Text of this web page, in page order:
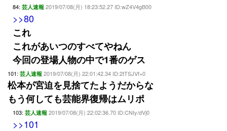
84: 芸人速報 2019/07/08(月) 18:23:52.27 ID:wZ4V4gB00
>>80
これ
これがあいつのすべてやねん
今回の登場人物の中で1番のゲス
101: 芸人速報 2019/07/08(月) 22:01:42.34 ID:2tTSJVf+0
松本が宮迫を見捨てたようだからな
もう何しても芸能界復帰はムリポ
103: 芸人速報 2019/07/08(月) 22:02:36.70 ID:CNIy/dVj0
>>101